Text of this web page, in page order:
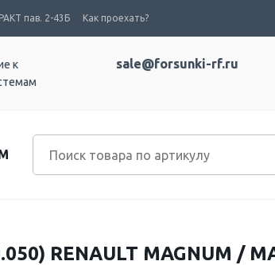
пав. 2-43Б Как проехать?
к
sale@forsunki-rf.ru
RENAULT MAGNUM /